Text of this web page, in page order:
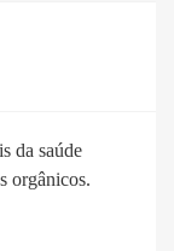
da saúde
orgânicos.